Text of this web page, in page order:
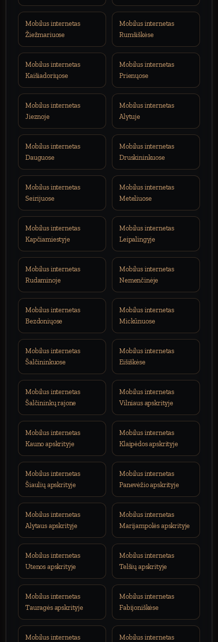
Mobilus internetas
Žiežmariuose
Mobilus internetas
Rumšiškėse
Mobilus internetas
Kaišiadoriųose
Mobilus internetas
Prienųose
Mobilus internetas
Jieznoje
Mobilus internetas
Alytuje
Mobilus internetas
Dauguose
Mobilus internetas
Druskininkuose
Mobilus internetas
Seirijuose
Mobilus internetas
Meteliuose
Mobilus internetas
Kapčiamiestyje
Mobilus internetas
Leipalingyje
Mobilus internetas
Rudaminoje
Mobilus internetas
Nemenčinėje
Mobilus internetas
Bezdoniųose
Mobilus internetas
Mickūnuose
Mobilus internetas
Šalčininkuose
Mobilus internetas
Eišiškėse
Mobilus internetas
Šalčininkų rajone
Mobilus internetas
Vilniaus apskrityje
Mobilus internetas
Kauno apskrityje
Mobilus internetas
Klaipėdos apskrityje
Mobilus internetas
Šiaulių apskrityje
Mobilus internetas
Panevėžio apskrityje
Mobilus internetas
Alytaus apskrityje
Mobilus internetas
Marijampolės apskrityje
Mobilus internetas
Utenos apskrityje
Mobilus internetas
Telšių apskrityje
Mobilus internetas
Tauragės apskrityje
Mobilus internetas
Fabijoniškėse
Mobilus internetas
Mobilus internetas